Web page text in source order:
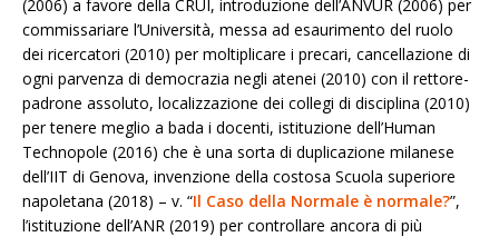
(2006) a favore della CRUI, introduzione dell’ANVUR (2006) per
commissariare l’Università, messa ad esaurimento del ruolo
dei ricercatori (2010) per moltiplicare i precari, cancellazione di
ogni parvenza di democrazia negli atenei (2010) con il rettore-
padrone assoluto, localizzazione dei collegi di disciplina (2010)
per tenere meglio a bada i docenti, istituzione dell’Human
Technopole (2016) che è una sorta di duplicazione milanese
dell’IIT di Genova, invenzione della costosa Scuola superiore
napoletana (2018) – v. “Il Caso della Normale è normale?”,
l’istituzione dell’ANR (2019) per controllare ancora di più